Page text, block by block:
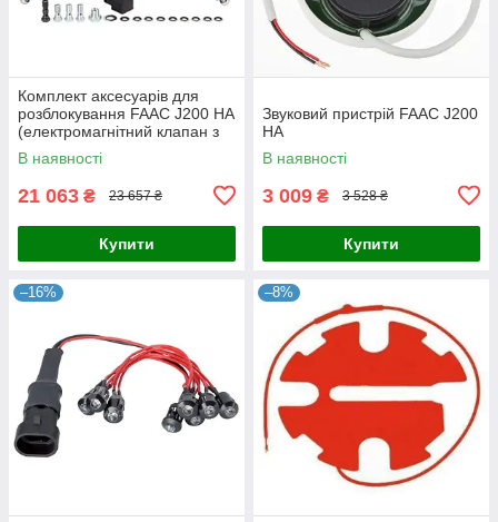
Комплект аксесуарів для
розблокування FAAC J200 HA
(електромагнітний клапан з
реле тиску)
В наявності
21 063 ₴ 23 657 ₴
Купити
Звуковий пристрій FAAC J200
HA
В наявності
3 009 ₴ 3 528 ₴
Купити
–16% –8%